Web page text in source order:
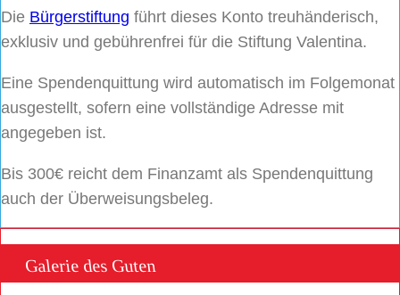
Die Bürgerstiftung führt dieses Konto treuhänderisch,
exklusiv und gebührenfrei für die Stiftung Valentina.
Eine Spendenquittung wird automatisch im Folgemonat
ausgestellt, sofern eine vollständige Adresse mit
angegeben ist.
Bis 300€ reicht dem Finanzamt als Spendenquittung
auch der Überweisungsbeleg.
Galerie des Guten